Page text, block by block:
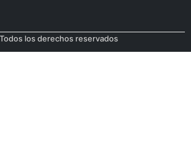
los derechos reservados